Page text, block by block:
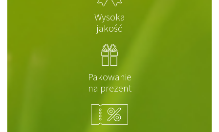
Wysoka
jakość
Pakowanie
na prezent